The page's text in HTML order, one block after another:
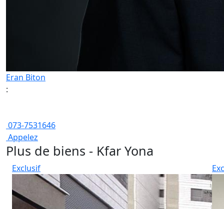
Eran Biton
:
073-7531646
Appelez
Plus de biens - Kfar Yona
Exclusif